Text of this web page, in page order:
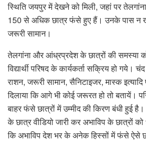
स्थिति जयपुर में देखने को मिली, जहां पर
150 से अधिक छात्र फंसे हुए हैं। उनके पास न
जरूरी सामान।
तेलगांना और आंध्रप्रदेश के छात्रों की समस्या
विद्यार्थी परिषद के कार्यकर्ता सक्रिय हो गये।
राशन, जरूरी सामान, सैनिटाइजर, मास्क इत्यादि
दिलाया कि आगे भी कोई जरूरत हो तो बतायें।
बाहर फंसे छात्रों में उम्मीद की किरण बंधी हुई
के छात्र वीडियो जारी कर अभाविप के छात्रों
कि अभाविप देश भर के अनेक हिस्सों में फंसे ऐसे